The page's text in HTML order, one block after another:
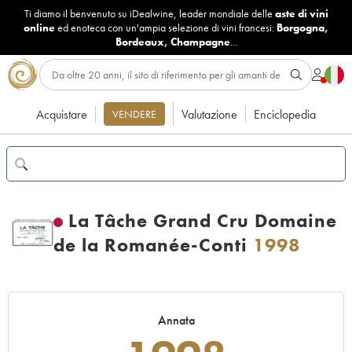
Ti diamo il benvenuto su iDealwine, leader mondiale delle aste di vini
onlineed enoteca con un'ampia selezione di vini francesi: Borgogna,
Bordeaux, Champagne...
Acquistare VENDERE Valutazione Enciclopedia
La Tâche Grand Cru Domaine
de la Romanée-Conti 1998
Annata